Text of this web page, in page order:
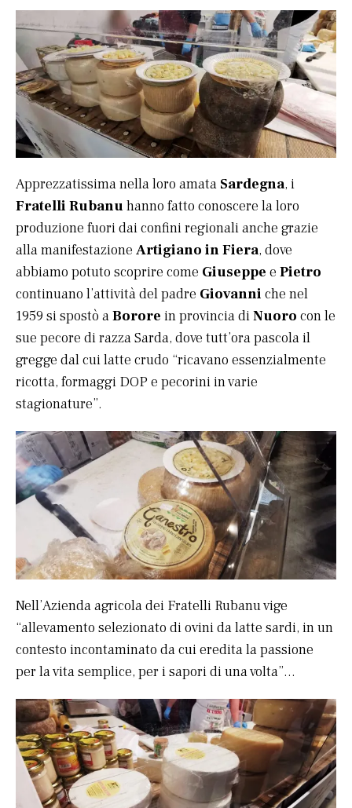
Apprezzatissima nella loro amata Sardegna, i
Fratelli Rubanu hanno fatto conoscere la loro
produzione fuori dai confini regionali anche grazie
alla manifestazione Artigiano in Fiera, dove
abbiamo potuto scoprire come Giuseppe e Pietro
continuano l’attività del padre Giovanni che nel
1959 si spostò aBorore in provincia diNuoro con le
sue pecore di razza Sarda, dove tutt’ora pascola il
gregge dal cui latte crudo “ricavano essenzialmente
ricotta, formaggi DOP e pecorini in varie
stagionature”.
Nell’Azienda agricola dei Fratelli Rubanu vige
“allevamento selezionato di ovini da latte sardi, in un
contesto incontaminato da cui eredita la passione
per la vita semplice, per i sapori di una volta”…